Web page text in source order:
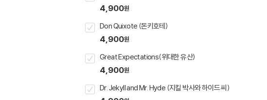
4,900원
Don Quixote (돈키호테)
4,900원
Great Expectations(위대한 유산)
4,900원
Dr. Jekyll and Mr. Hyde (지킬 박사와 하이드 씨)